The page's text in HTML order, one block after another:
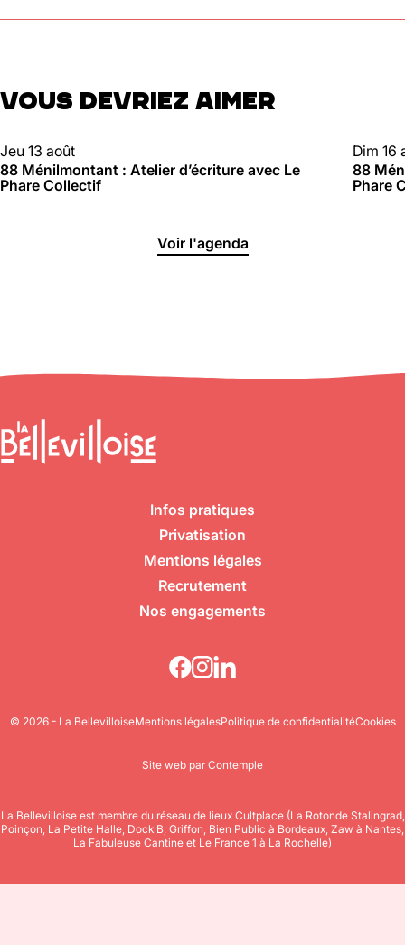
Le Toit
Sam, Dim : 15h00 - 00h00
01 46 36 07 07
En savoir plus
VOUS DEVRIEZ AIMER
88 MÉNILMONTANT
Jeu 13 août
88 Ménilmontant : Atelier d’écriture avec Le
Phare Collectif
88
Dim 16
88
Phare
Voir l'agenda
Infos pratiques
Privatisation
Mentions légales
Recrutement
Nos engagements
© 2026 - La BellevilloiseMentions légalesPolitique de confidentialitéCookies
Site web par Contemple
La Bellevilloise est membre du réseau de lieux Cultplace (La Rotonde Stalingrad,
Poinçon, La Petite Halle, Dock B, Griffon, Bien Public à Bordeaux, Zaw à Nantes,
La Fabuleuse Cantine et Le France 1 à La Rochelle)